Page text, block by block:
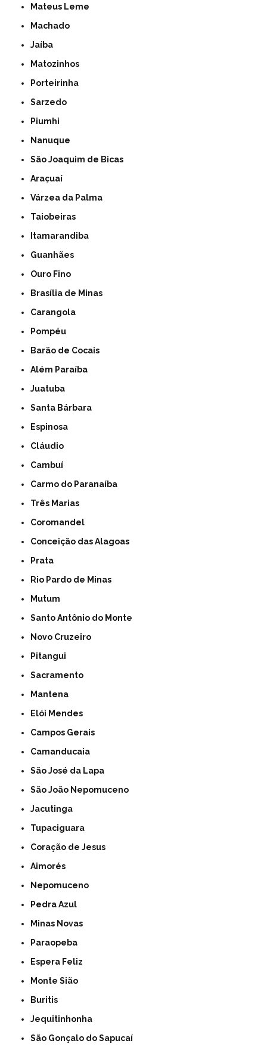
Mateus Leme
Machado
Jaíba
Matozinhos
Porteirinha
Sarzedo
Piumhi
Nanuque
São Joaquim de Bicas
Araçuaí
Várzea da Palma
Taiobeiras
Itamarandiba
Guanhães
Ouro Fino
Brasília de Minas
Carangola
Pompéu
Barão de Cocais
Além Paraíba
Juatuba
Santa Bárbara
Espinosa
Cláudio
Cambuí
Carmo do Paranaíba
Três Marias
Coromandel
Conceição das Alagoas
Prata
Rio Pardo de Minas
Mutum
Santo Antônio do Monte
Novo Cruzeiro
Pitangui
Sacramento
Mantena
Elói Mendes
Campos Gerais
Camanducaia
São José da Lapa
São João Nepomuceno
Jacutinga
Tupaciguara
Coração de Jesus
Aimorés
Nepomuceno
Pedra Azul
Minas Novas
Paraopeba
Espera Feliz
Monte Sião
Buritis
Jequitinhonha
São Gonçalo do Sapucaí